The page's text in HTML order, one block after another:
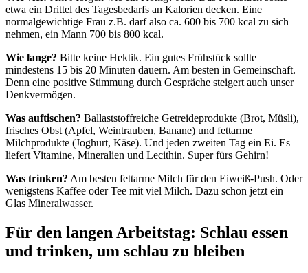
etwa ein Drittel des Tagesbedarfs an Kalorien decken. Eine
normalgewichtige Frau z.B. darf also ca. 600 bis 700 kcal zu sich
nehmen, ein Mann 700 bis 800 kcal.
Wie lange? Bitte keine Hektik. Ein gutes Frühstück sollte
mindestens 15 bis 20 Minuten dauern. Am besten in Gemeinschaft.
Denn eine positive Stimmung durch Gespräche steigert auch unser
Denkvermögen.
Was auftischen? Ballaststoffreiche Getreideprodukte (Brot, Müsli),
frisches Obst (Apfel, Weintrauben, Banane) und fettarme
Milchprodukte (Joghurt, Käse). Und jeden zweiten Tag ein Ei. Es
liefert Vitamine, Mineralien und Lecithin. Super fürs Gehirn!
Was trinken? Am besten fettarme Milch für den Eiweiß-Push. Oder
wenigstens Kaffee oder Tee mit viel Milch. Dazu schon jetzt ein
Glas Mineralwasser.
Für den langen Arbeitstag: Schlau essen
und trinken, um schlau zu bleiben